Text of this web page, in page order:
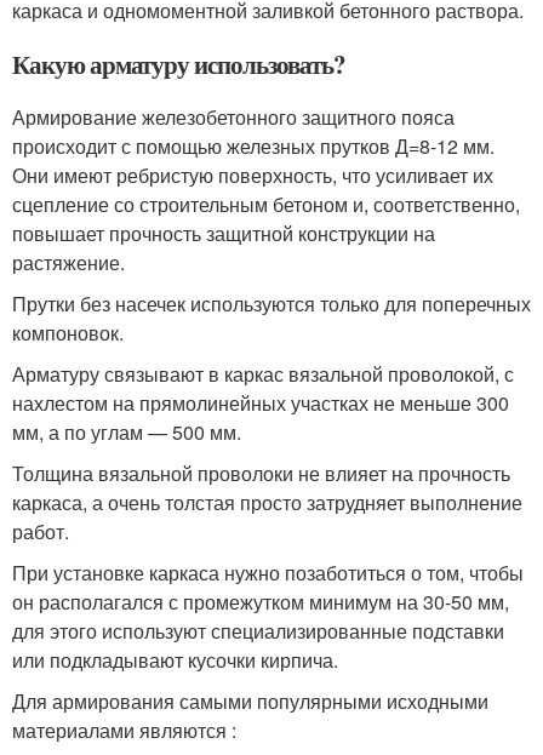
каркаса и одномоментной заливкой бетонного раствора.
Какую арматуру использовать?
Армирование железобетонного защитного пояса
происходит с помощью железных прутков Д=8-12 мм.
Они имеют ребристую поверхность, что усиливает их
сцепление со строительным бетоном и, соответственно,
повышает прочность защитной конструкции на
растяжение.
Прутки без насечек используются только для поперечных
компоновок.
Арматуру связывают в каркас вязальной проволокой, с
нахлестом на прямолинейных участках не меньше 300
мм, а по углам — 500 мм.
Толщина вязальной проволоки не влияет на прочность
каркаса, а очень толстая просто затрудняет выполнение
работ.
При установке каркаса нужно позаботиться о том, чтобы
он располагался с промежутком минимум на 30-50 мм,
для этого используют специализированные подставки
или подкладывают кусочки кирпича.
Для армирования самыми популярными исходными
материалами являются :